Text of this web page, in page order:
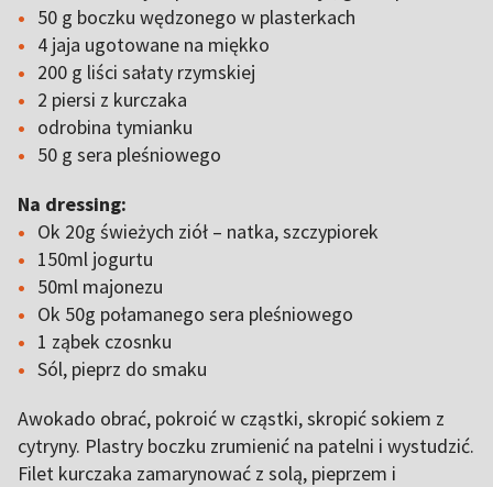
50 g boczku wędzonego w plasterkach
4 jaja ugotowane na miękko
200 g liści sałaty rzymskiej
2 piersi z kurczaka
odrobina tymianku
50 g sera pleśniowego
Na dressing:
Ok 20g świeżych ziół – natka, szczypiorek
150ml jogurtu
50ml majonezu
Ok 50g połamanego sera pleśniowego
1 ząbek czosnku
Sól, pieprz do smaku
Awokado obrać, pokroić w cząstki, skropić sokiem z
cytryny. Plastry boczku zrumienić na patelni i wystudzić.
Filet kurczaka zamarynować z solą, pieprzem i